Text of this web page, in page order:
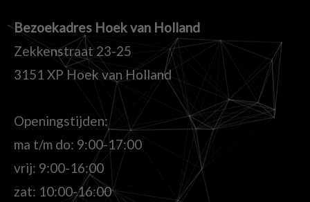
Bezoekadres Hoek van Holland
Zekkenstraat 23-25
3151 XP Hoek van Holland
Openingstijden:
ma t/m do: 9:00-17:00
vrij: 9:00-16:00
zat: 10:00-16:00